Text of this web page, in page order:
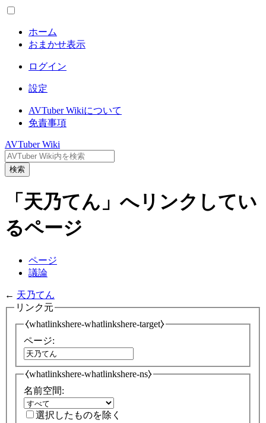
ホーム
おまかせ表示
ログイン
設定
AVTuber Wikiについて
免責事項
AVTuber Wiki
検索
「天乃てん」へリンクしてい
るページ
ページ
議論
← 天乃てん
リンク元
⧼whatlinkshere-whatlinkshere-target⧽
ページ:
⧼whatlinkshere-whatlinkshere-ns⧽
名前空間:
選択したものを除く